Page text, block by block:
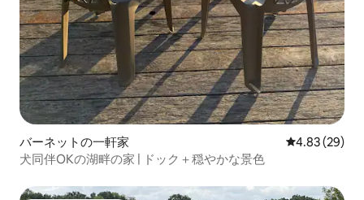
バーネットの一軒家 レビュー29
4.83 (29)
犬同伴OKの湖畔の家 | ドック＋穏やかな景色